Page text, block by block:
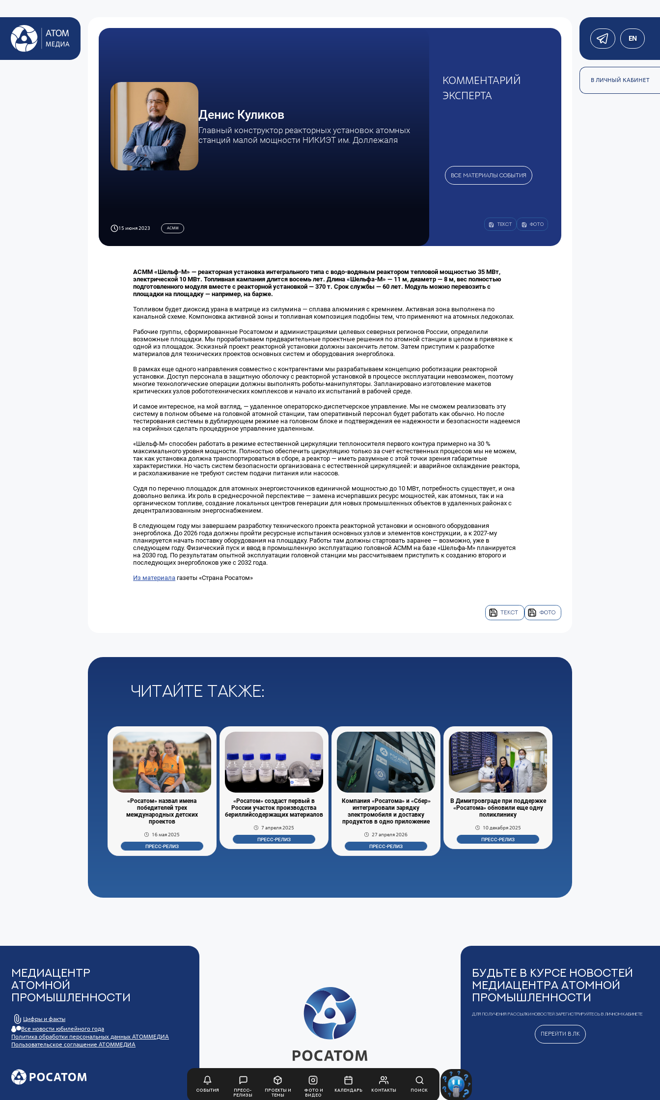
События
Пресс-
релизы
Проекты и
темы
Фото и
видео
Календарь Контакты Поиск
EN
В ЛИЧНЫЙ КАБИНЕТ
Денис Куликов
Главный конструктор реакторных установок атомных
станций малой мощности НИКИЭТ им. Доллежаля
15 июня 2023 АСММ
КОММЕНТАРИЙ
ЭКСПЕРТА
ВСЕ МАТЕРИАЛЫ СОБЫТИЯ
ТЕКСТ ФОТО
АСММ «Шельф-М» — реакторная установка интегрального типа с водо-водяным реактором тепловой мощностью 35 МВт,
электрической 10 МВт. Топливная кампания длится восемь лет. Длина «Шельфа-М» — 11 м, диаметр — 8 м, вес полностью
подготовленного модуля вместе с реакторной установкой — 370 т. Срок службы — 60 лет. Модуль можно перевозить с
площадки на площадку — например, на барже.
Топливом будет диоксид урана в матрице из силумина — сплава алюминия с кремнием. Активная зона выполнена по
канальной схеме. Компоновка активной зоны и топливная композиция подобны тем, что применяют на атомных ледоколах.
Рабочие группы, сформированные Росатомом и администрациями целевых северных регионов России, определили
возможные площадки. Мы прорабатываем предварительные проектные решения по атомной станции в целом в привязке к
одной из площадок. Эскизный проект реакторной установки должны закончить летом. Затем приступим к разработке
материалов для технических проектов основных систем и оборудования энергоблока.
В рамках еще одного направления совместно с контрагентами мы разрабатываем концепцию роботизации реакторной
установки. Доступ персонала в защитную оболочку с реакторной установкой в процессе эксплуатации невозможен, поэтому
многие технологические операции должны выполнять роботы-манипуляторы. Запланировано изготовление макетов
критических узлов робототехнических комплексов и начало их испытаний в рабочей среде.
И самое интересное, на мой взгляд, — удаленное операторско-диспетчерское управление. Мы не сможем реализовать эту
систему в полном объеме на головной атомной станции, там оперативный персонал будет работать как обычно. Но после
тестирования системы в дублирующем режиме на головном блоке и подтверждения ее надежности и безопасности надеемся
на серийных сделать процедурное управление удаленным.
«Шельф-М» способен работать в режиме естественной циркуляции теплоносителя первого контура примерно на 30 %
максимального уровня мощности. Полностью обеспечить циркуляцию только за счет естественных процессов мы не можем,
так как установка должна транспортироваться в сборе, а реактор — иметь разумные с этой точки зрения габаритные
характеристики. Но часть систем безопасности организована с естественной циркуляцией: и аварийное охлаждение реактора,
и расхолаживание не требуют систем подачи питания или насосов.
Судя по перечню площадок для атомных энергоисточников единичной мощностью до 10 МВт, потребность существует, и она
довольно велика. Их роль в среднесрочной перспективе — замена исчерпавших ресурс мощностей, как атомных, так и на
органическом топливе, создание локальных центров генерации для новых промышленных объектов в удаленных районах с
децентрализованным энергоснабжением.
В следующем году мы завершаем разработку технического проекта реакторной установки и основного оборудования
энергоблока. До 2026 года должны пройти ресурсные испытания основных узлов и элементов конструкции, а к 2027‑му
планируется начать поставку оборудования на площадку. Работы там должны стартовать заранее — возможно, уже в
следующем году. Физический пуск и ввод в промышленную эксплуатацию головной АСММ на базе «Шельфа-М» планируется
на 2030 год. По результатам опытной эксплуатации головной станции мы рассчитываем приступить к созданию второго и
последующих энергоблоков уже с 2032 года.
Из материала газеты «Страна Росатом»
ТЕКСТ ФОТО
Читайте также:
«Росатом» назвал имена
победителей трех
международных детских
проектов
16 мая 2025
ПРЕСС-РЕЛИЗ
«Росатом» создаст первый в
России участок производства
бериллийсодержащих материалов
7 апреля 2025
ПРЕСС-РЕЛИЗ
Компания «Росатома» и «Сбер»
интегрировали зарядку
электромобиля и доставку
продуктов в одно приложение
27 апреля 2026
ПРЕСС-РЕЛИЗ
В Димитровграде при поддержке
«Росатома» обновили еще одну
поликлинику
10 декабря 2025
ПРЕСС-РЕЛИЗ
Медиацентр
Атомной
Промышленности
Цифры и факты
Все новости юбилейного года
Политика обработки персональных данных АТОММЕДИА
Пользовательское соглашение АТОММЕДИА
Будьте в курсе новостей
Медиацентра Атомной
Промышленности
Для получения рассылки новостей зарегистрируйтесь в Личном кабинете
Перейти в ЛК